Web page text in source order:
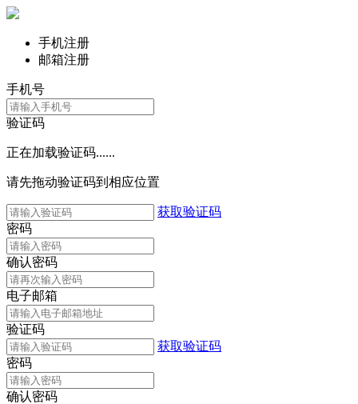
手机注册
邮箱注册
手机号
验证码
正在加载验证码......
请先拖动验证码到相应位置
获取验证码
密码
确认密码
电子邮箱
验证码
获取验证码
密码
确认密码